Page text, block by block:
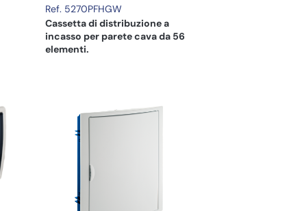
Ref. 5270PFHGW
Cassetta di distribuzione a
incasso per parete cava da 56
elementi.